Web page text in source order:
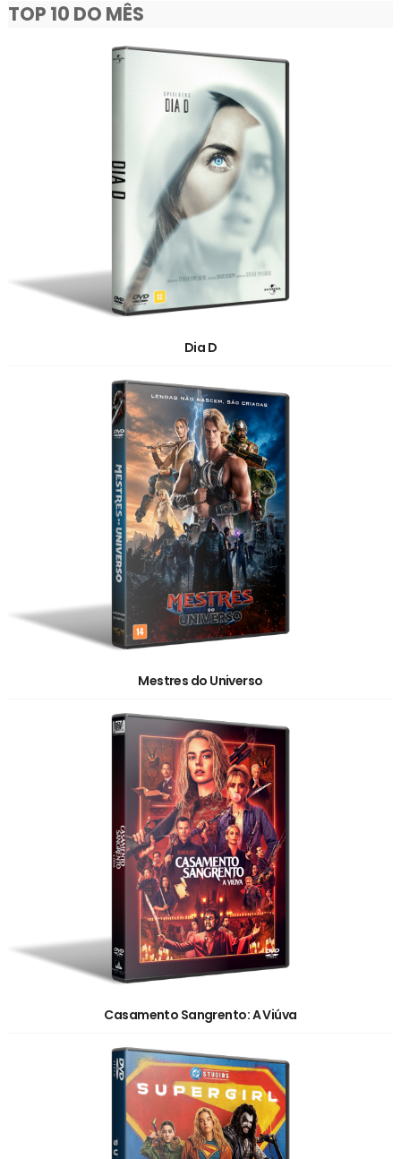
TOP 10 DO MÊS
Dia D
Mestres do Universo
Casamento Sangrento: A Viúva